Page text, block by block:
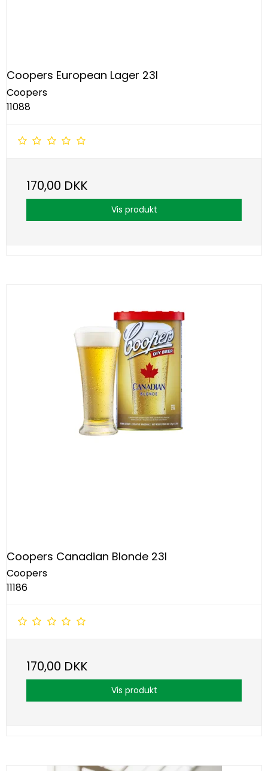
Coopers European Lager 23l
Coopers
11088
170,00 DKK
Vis produkt
Coopers Canadian Blonde 23l
Coopers
11186
170,00 DKK
Vis produkt